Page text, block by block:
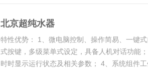
北京超纯水器
特性优势： 1、微电脑控制、操作简易、一键
式按键，多级菜单式设定，具备人机对话功能
时时显示运行状态及相关参数； 4、系统组件